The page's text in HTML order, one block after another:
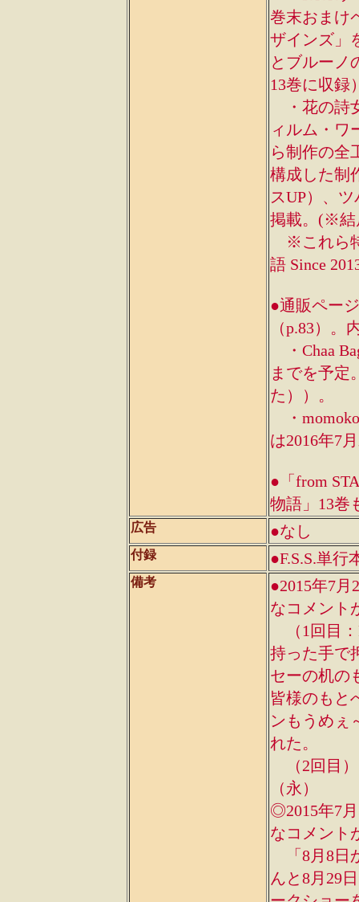
巻末おまけ
ザインズ」
とブルーノ
13巻に収録
・花の詩
ィルム・ワ
ら制作の全
構成した制
スUP）、
掲載。(※結
※これら特
語 Since
●通販ペー
（p.83）
・Chaa
までを予定
た））。
・
は2016年7
●「from
物語」13巻
広告 ●なし
付録 ●F.S.S.単行
備考
●2015年7
なコメント
（1回目：
持った手で
セーの机の
皆様のもと
ンもうめぇ
れた。
（2回目
（永）
◎2015年7
なコメント
「8月8日
んと8月29